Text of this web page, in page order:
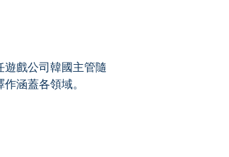
戲公司韓國主管隨
涵蓋各領域。